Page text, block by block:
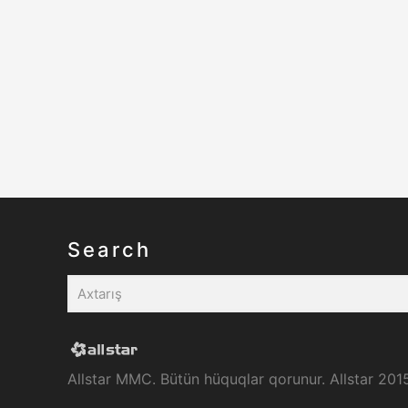
Search
Allstar MMC. Bütün hüquqlar qorunur. Allstar